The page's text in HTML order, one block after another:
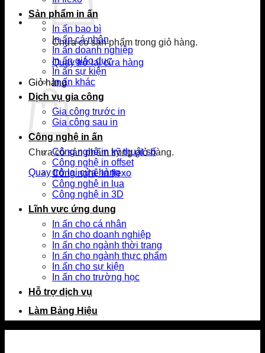
Chưa có sản phẩm trong giỏ hàng.
Quay trở lại cửa hàng
Giỏ hàng
Chưa có sản phẩm trong giỏ hàng.
Quay trở lại cửa hàng
Sản phẩm in ấn
In ấn bao bì
In ấn cá nhân
In ấn doanh nghiệp
In ấn giáo dục
In ấn sự kiện
In ấn khác
Dịch vụ gia công
Gia công trước in
Gia công sau in
Công nghệ in ấn
Công nghệ in kỹ thuật số
Công nghệ in offset
Công nghệ in flexo
Công nghệ in lụa
Công nghệ in 3D
Lĩnh vực ứng dụng
In ấn cho cá nhân
In ấn cho doanh nghiệp
In ấn cho ngành thời trang
In ấn cho ngành thực phẩm
In ấn cho sự kiện
In ấn cho trường học
Hỗ trợ dịch vụ
Làm Bảng Hiệu